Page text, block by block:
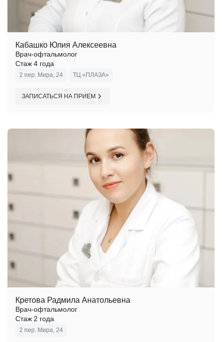
Кабашко Юлия Алексеевна
Врач-офтальмолог
Стаж 4 года
2 пер. Мира, 24 ТЦ «ПЛАЗА»
ЗАПИСАТЬСЯ НА ПРИЕМ
Кретова Радмила Анатольевна
Врач-офтальмолог
Стаж 2 года
2 пер. Мира, 24